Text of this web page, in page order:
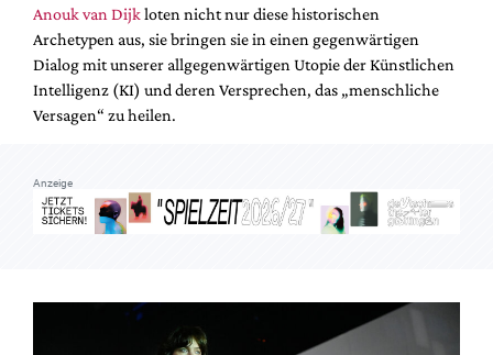
Suche
Anouk van Dijkloten nicht nur diese historischen
Archetypen aus, sie bringen sie in einen gegenwärtigen
Dialog mit unserer allgegenwärtigen Utopie der Künstlichen
Intelligenz (KI) und deren Versprechen, das „menschliche
Versagen“ zu heilen.
Anzeige